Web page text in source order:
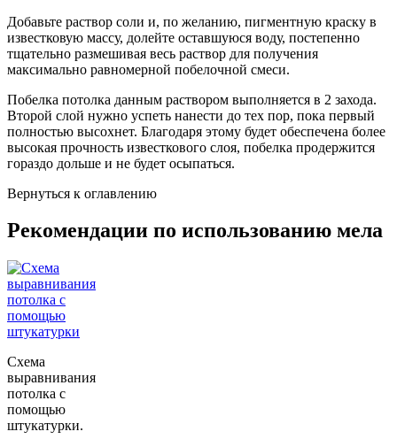
Добавьте раствор соли и, по желанию, пигментную краску в
известковую массу, долейте оставшуюся воду, постепенно
тщательно размешивая весь раствор для получения
максимально равномерной побелочной смеси.
Побелка потолка данным раствором выполняется в 2 захода.
Второй слой нужно успеть нанести до тех пор, пока первый
полностью высохнет. Благодаря этому будет обеспечена более
высокая прочность известкового слоя, побелка продержится
гораздо дольше и не будет осыпаться.
Вернуться к оглавлению
Рекомендации по использованию мела
Схема
выравнивания
потолка с
помощью
штукатурки.